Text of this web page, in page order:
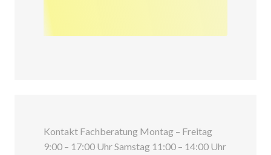
Kontakt Fachberatung Montag – Freitag
9:00 – 17:00 Uhr Samstag 11:00 – 14:00 Uhr